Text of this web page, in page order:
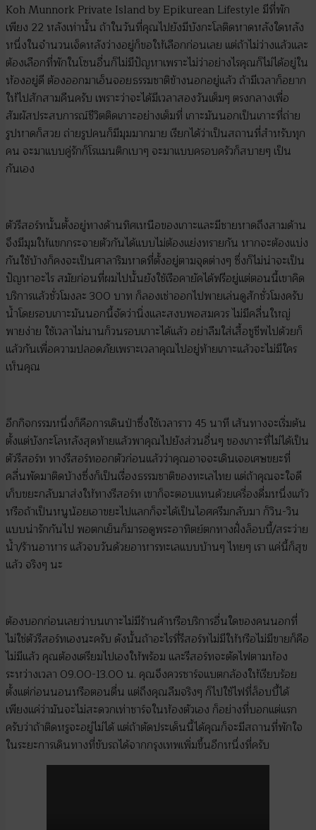
Koh Munnork Private Island by Epikurean Lifestyle มีที่พัก
เพียง 22 หลังเท่านั้น ถ้าในวันที่คุณไปยังมีบังกะโลติดหาดหลังใดหลัง
หนึ่งในจำนวนเจ็ดหลังว่างอยู่ก็ขอให้เลือกก่อนเลย แต่ถ้าไม่ว่างแล้วและ
ต้องเลือกที่พักในโซนอื่นก็ไม่มีปัญหาเพราะไม่ว่าอย่างไรคุณก็ไม่ได้อยู่ใน
ห้องอยู่ดี ต้องออกมาเอ็นจอยธรรมชาติข้างนอกอยู่แล้ว ถ้ามีเวลาก็อยาก
ให้ไปสักสามคืนครับ เพราะว่าจะได้มีเวลาสองวันเต็มๆ ตรงกลางเพื่อ
สัมผัสประสบการณ์ชีวิตติดเกาะอย่างเต็มที่ เกาะมันนอกเป็นเกาะที่ถ่าย
รูปหาดก็สวย ถ่ายรูปคนก็มีมุมมากมาย เรียกได้ว่าเป็นสถานที่สำหรับทุก
คน จะมาแบบคู่รักก็โรแมนติกเบาๆ จะมาแบบครอบครัวก็สบายๆ เป็น
กันเอง
ตัวรีสอร์ทนั้นตั้งอยู่ทางด้านทิศเหนือของเกาะและมีชายหาดถึงสามด้าน
จึงมีมุมให้แขกกระจายตัวกันได้แบบไม่ต้องแย่งทรายกัน หากจะต้องแบ่ง
กันใช้บ้างก็คงจะเป็นศาลาริมหาดที่ตั้งอยู่ตามจุดต่างๆ ซึ่งก็ไม่น่าจะเป็น
ปัญหาอะไร สมัยก่อนที่ผมไปนั้นยังใช้เรือคายัคได้ฟรีอยู่แต่ตอนนี้เขาคิด
บริการแล้วชั่วโมงละ 300 บาท ก็ลองเช่าออกไปพายเล่นดูสักชั่วโมงครับ
น้ำโดยรอบเกาะมันนอกนี้จัดว่านิ่งและสงบพอสมควร ไม่มีคลื่นใหญ่
พายง่าย ใช้เวลาไม่นานก็วนรอบเกาะได้แล้ว อย่าลืมใส่เสื้อชูชีพไปด้วยก็
แล้วกันเพื่อความปลอดภัยเพราะเวลาคุณไปอยู่ท้ายเกาะแล้วจะไม่มีใคร
เห็นคุณ
อีกกิจกรรมหนึ่งก็คือการเดินป่าซึ่งใช้เวลาราว 45 นาที เส้นทางจะเริ่มต้น
ตั้งแต่บังกะโลหลังสุดท้ายแล้วพาคุณไปยังส่วนอื่นๆ ของเกาะที่ไม่ได้เป็น
ตัวรีสอร์ท ทางรีสอร์ทออกตัวก่อนแล้วว่าคุณอาจจะเดินเจอเศษขยะที่
คลื่นพัดมาติดบ้างซึ่งก็เป็นเรื่องธรรมชาติของทะเลไทย แต่ถ้าคุณจะใจดี
เก็บขยะกลับมาส่งให้ทางรีสอร์ท เขาก็จะตอบแทนด้วยเครื่องดื่มหนึ่งแก้ว
หรือถ้าเป็นหนูน้อยเอาขยะไปแลกก็จะได้เป็นไอศครีมกลับมา ก็วิน-วิน
แบบน่ารักกันไป พอตกเย็นก็มารอดูพระอาทิตย์ตกทางฝั่งล็อบบี้/สระว่าย
น้ำ/ร้านอาหาร แล้วจบวันด้วยอาหารทะเลแบบบ้านๆ ไทยๆ เรา แค่นี้ก็สุข
แล้ว จริงๆ นะ
ต้องบอกก่อนเลยว่าบนเกาะไม่มีร้านค้าหรือบริการอื่นใดของคนนอกที่
ไม่ใช่ตัวรีสอร์ทเองนะครับ ดังนั้นถ้าอะไรที่รีสอร์ทไม่มีให้หรือไม่มีขายก็คือ
ไม่มีแล้ว คุณต้องเตรียมไปเองให้พร้อม และรีสอร์ทจะตัดไฟตามห้อง
ระหว่างเวลา 09.00-13.00 น. คุณจึงควรชาร์จแบตกล้องให้เรียบร้อย
ตั้งแต่ก่อนนอนหรือตอนตื่น แต่ถึงคุณลืมจริงๆ ก็ไปใช้ไฟที่ล็อบบี้ได้
เพียงแค่ว่ามันจะไม่สะดวกเท่าชาร์จในห้องตัวเอง ก็อย่างที่บอกแต่แรก
ครับว่าถ้าติดหรูจะอยู่ไม่ได้ แต่ถ้าตัดประเด็นนี้ได้คุณก็จะมีสถานที่พักใจ
ในระยะการเดินทางที่ขับรถได้จากกรุงเทพเพิ่มขึ้นอีกหนึ่งที่ครับ